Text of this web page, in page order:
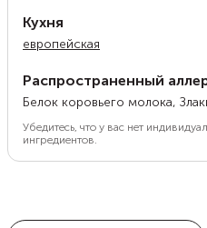
Кухня
европейская
Распространенный
Белок коровьего молока,
Убедитесь, что у вас нет
ингредиентов.